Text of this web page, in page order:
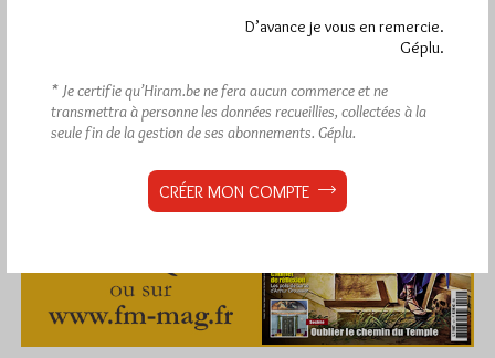
D’avance je vous en remercie.
Géplu.
* Je certifie qu’Hiram.be ne fera aucun commerce et ne
transmettra à personne les données recueillies, collectées à la
seule fin de la gestion de ses abonnements. Géplu.
CRÉER MON COMPTE